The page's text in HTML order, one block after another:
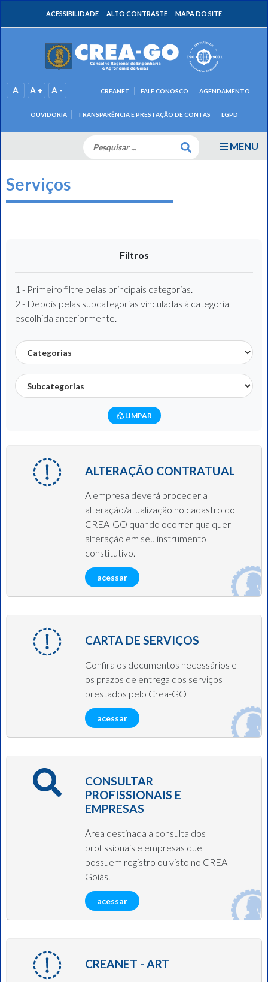
ACESSIBILIDADE ALTO CONTRASTE MAPA DO SITE
A A + A -
OUVIDORIA TRANSPARÊNCIA E PRESTAÇÃO DE CONTAS LGPD
CREANET FALE CONOSCO AGENDAMENTO
MENU
Serviços
ALTERAÇÃO CONTRATUAL
A empresa deverá proceder a
alteração/atualização no cadastro do
CREA-GO quando ocorrer qualquer
alteração em seu instrumento
constitutivo.
acessar
CARTA DE SERVIÇOS
Confira os documentos necessários e
os prazos de entrega dos serviços
prestados pelo Crea-GO
acessar
CONSULTAR
PROFISSIONAIS E
EMPRESAS
Área destinada a consulta dos
profissionais e empresas que
possuem registro ou visto no CREA
Goiás.
acessar
CREANET - ART
Filtros
1 - Primeiro filtre pelas principais categorias.
2 - Depois pelas subcategorias vinculadas à categoria
escolhida anteriormente.
LIMPAR